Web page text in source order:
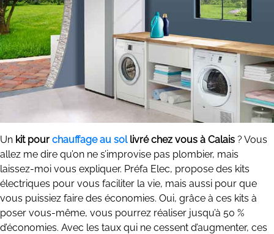
Un kit pour chauffage au sollivré chez vous à Calais ? Vous
allez me dire qu’on ne s’improvise pas plombier, mais
laissez-moi vous expliquer. Préfa Elec, propose des kits
électriques pour vous faciliter la vie, mais aussi pour que
vous puissiez faire des économies. Oui, grâce à ces kits à
poser vous-même, vous pourrez réaliser jusqu’à 50 %
d’économies. Avec les taux qui ne cessent d’augmenter, ces